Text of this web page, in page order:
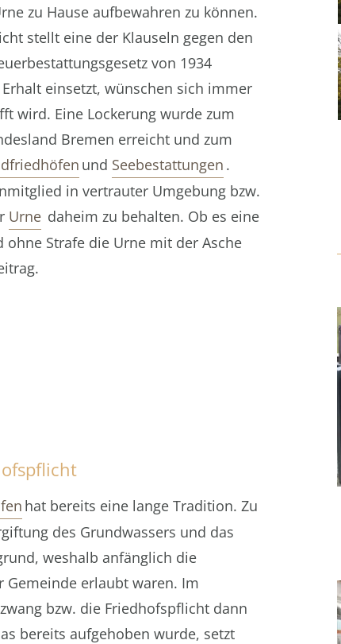
zu Hause aufbewahren zu können.
stellt eine der Klauseln gegen den
von 1934
einsetzt, wünschen sich immer
wird. Eine Lockerung wurde zum
Bremen erreicht und zum
und Seebestattungen .
in vertrauter Umgebung bzw.
Urne daheim zu behalten. Ob es eine
Strafe die Urne mit der Asche
hat bereits eine lange Tradition. Zu
des Grundwassers und das
weshalb anfänglich die
erlaubt waren. Im
bzw. die Friedhofspflicht dann
bereits aufgehoben wurde, setzt